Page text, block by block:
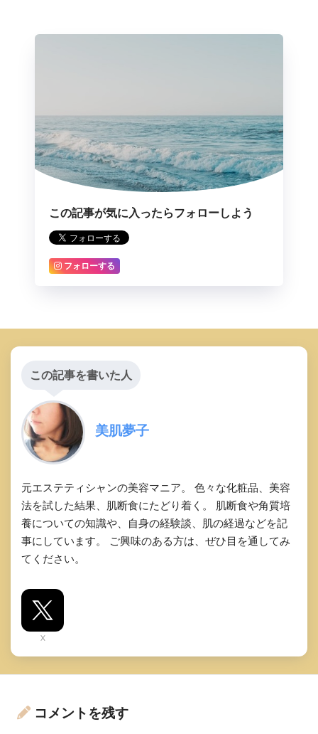
この記事が気に入ったらフォローしよう
フォローする
この記事を書いた人
美肌夢子
元エステティシャンの美容マニア。 色々な化粧品、美容
法を試した結果、肌断食にたどり着く。 肌断食や角質培
養についての知識や、自身の経験談、肌の経過などを記
事にしています。 ご興味のある方は、ぜひ目を通してみ
てください。
X
コメントを残す